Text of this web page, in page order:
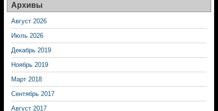
Архивы
Август 2026
Июль 2026
Декабрь 2019
Ноябрь 2019
Март 2018
Сентябрь 2017
Август 2017